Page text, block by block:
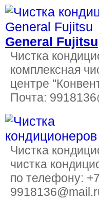
General Fujitsu
Чистка
комплексная
центре
Почта:
Чистка
чистка
по телефону: